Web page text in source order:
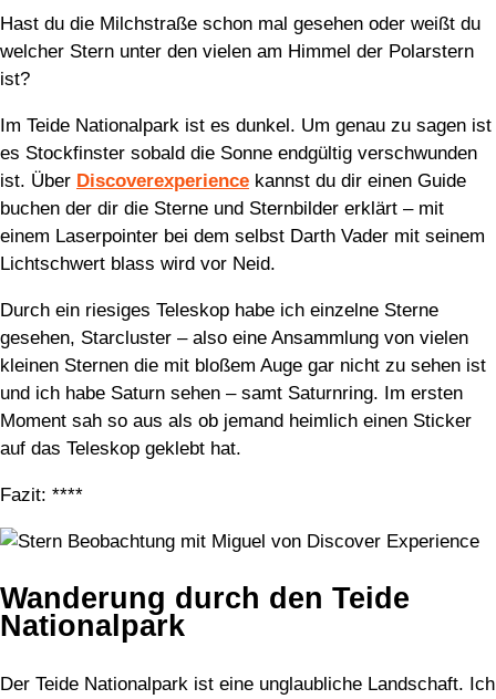
Hast du die Milchstraße schon mal gesehen oder weißt du
welcher Stern unter den vielen am Himmel der Polarstern
ist?
Im Teide Nationalpark ist es dunkel. Um genau zu sagen ist
es Stockfinster sobald die Sonne endgültig verschwunden
ist. Über Discoverexperience kannst du dir einen Guide
buchen der dir die Sterne und Sternbilder erklärt – mit
einem Laserpointer bei dem selbst Darth Vader mit seinem
Lichtschwert blass wird vor Neid.
Durch ein riesiges Teleskop habe ich einzelne Sterne
gesehen, Starcluster – also eine Ansammlung von vielen
kleinen Sternen die mit bloßem Auge gar nicht zu sehen ist
und ich habe Saturn sehen – samt Saturnring. Im ersten
Moment sah so aus als ob jemand heimlich einen Sticker
auf das Teleskop geklebt hat.
Fazit: ****
Wanderung durch den Teide
Nationalpark
Der Teide Nationalpark ist eine unglaubliche Landschaft. Ich